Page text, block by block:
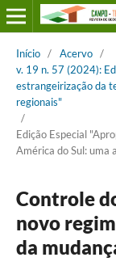
Início / Acervo /
v. 19 n. 57 (2024):
estrangeirização da
regionais"
/
Edição Especial
América do Sul: uma
Controle
novo
da